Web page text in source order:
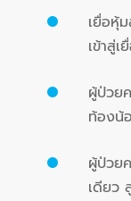
เยื่อหุ้
เข้าสู่
ผู้ป่วย
ท้องน้
ผู้ป่วย
เดียว